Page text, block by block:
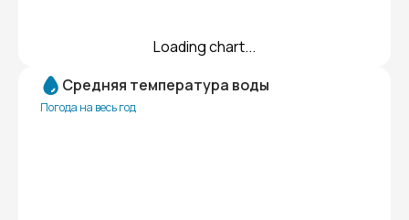
Loading chart...
Средняя температура воды
Погода на весь год